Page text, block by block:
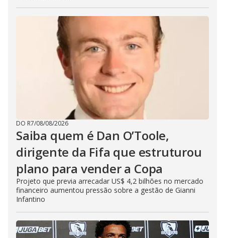
DO R7/08/08/2026
Saiba quem é Dan O’Toole,
dirigente da Fifa que estruturou
plano para vender a Copa
Projeto que previa arrecadar US$ 4,2 bilhões no mercado
financeiro aumentou pressão sobre a gestão de Gianni
Infantino